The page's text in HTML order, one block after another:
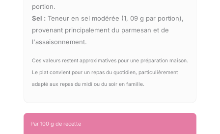
portion.
Sel : Teneur en sel modérée (1, 09 g par portion),
provenant principalement du parmesan et de
l'assaisonnement.
Ces valeurs restent approximatives pour une préparation maison.
Le plat convient pour un repas du quotidien, particulièrement
adapté aux repas du midi ou du soir en famille.
Par 100 g de recette